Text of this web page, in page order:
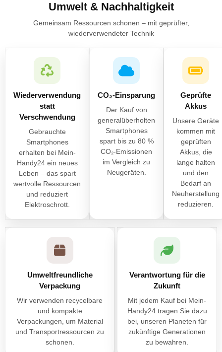
Umwelt & Nachhaltigkeit
Gemeinsam Ressourcen schonen – mit geprüfter,
wiederverwendeter Technik
Wiederverwendung
statt
Verschwendung
Gebrauchte
Smartphones
erhalten bei Mein-
Handy24 ein neues
Leben – das spart
wertvolle Ressourcen
und reduziert
Elektroschrott.
CO₂-Einsparung
Der Kauf von
generalüberholten
Smartphones
spart bis zu 80 %
CO₂-Emissionen
im Vergleich zu
Neugeräten.
Geprüfte
Akkus
Unsere Geräte
kommen mit
geprüften
Akkus, die
lange halten
und den
Bedarf an
Neuherstellung
reduzieren.
Umweltfreundliche
Verpackung
Wir verwenden recycelbare
und kompakte
Verpackungen, um Material
und Transportressourcen zu
schonen.
Verantwortung für die
Zukunft
Mit jedem Kauf bei Mein-
Handy24 tragen Sie dazu
bei, unseren Planeten für
zukünftige Generationen
zu bewahren.